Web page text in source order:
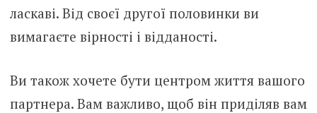
ласкаві. Від своєї другої половинки ви
вимагаєте вірності і відданості.
Ви також хочете бути центром життя вашого
партнера. Вам важливо, щоб він приділяв вам